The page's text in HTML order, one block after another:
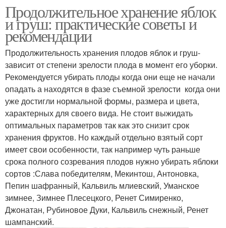
Продолжительное хранение яблок
и груш: практические советы и
рекомендации
Продолжительность хранения плодов яблок и груш-
зависит от степени зрелости плода в момент его уборки.
Рекомендуется убирать плоды когда они еще не начали
опадать а находятся в фазе съемной зрелости когда они
уже достигли нормальной формы, размера и цвета,
характерных для своего вида. Не стоит выжидать
оптимальных параметров так как это снизит срок
хранения фруктов. Но каждый отдельно взятый сорт
имеет свои особенности, так например чуть раньше
срока полного созревания плодов нужно убирать яблоки
сортов :Слава победителям, Мекинтош, Антоновка,
Пепин шафранный, Кальвиль млиевский, Уманское
зимнее, Зимнее Плесецкого, Ренет Симиренко,
Джонатан, Рубиновое Дуки, Кальвиль снежный, Ренет
шампанский.